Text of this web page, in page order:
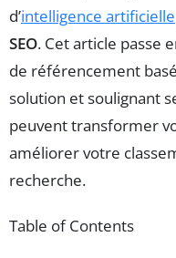
d’intelligence artificielle
SEO. Cet article passe
de référencement
solution et soulignant
peuvent transformer
améliorer votre
recherche.
Table of Contents